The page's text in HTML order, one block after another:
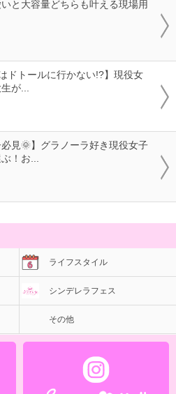
いと大容量どちらも叶える現場用
ドトールに行かない!?】現役女
が...
必見🌞】グラノーラ好き現役女子
！お...
ライフスタイル
シンデレラフェス
その他